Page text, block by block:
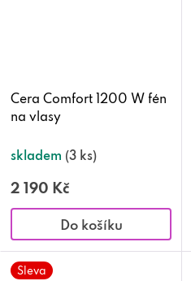
Cera Comfort 1200 W fén
na vlasy
skladem (3 ks)
2 190 Kč
Do košíku
Sleva